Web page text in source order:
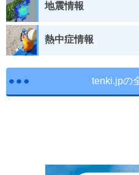
地震情報
熱中症情報
tenki.jpの